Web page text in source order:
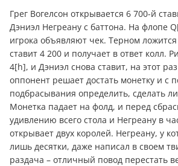
Грег Вогелсон открывается 6 700-й
Дэниэл Негреану с баттона. На флопе
игрока объявляют чек. Терном
ставит 4 200 и получает в ответ колл.
4[h], и Дэниэл снова ставит, на этот
оппонент решает достать монетку и с
подбрасывания определить, сделать
Монетка падает на фолд, и перед
удивлению всего стола и Негреану в
открывает двух королей. Негреану, у
лишь десятки, даже написал в своем
раздача – отличный повод перестать